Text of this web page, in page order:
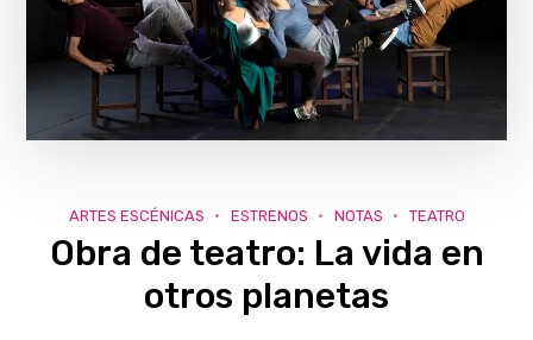
ARTES ESCÉNICAS ESTRENOS NOTAS TEATRO
Obra de teatro: La vida en
otros planetas